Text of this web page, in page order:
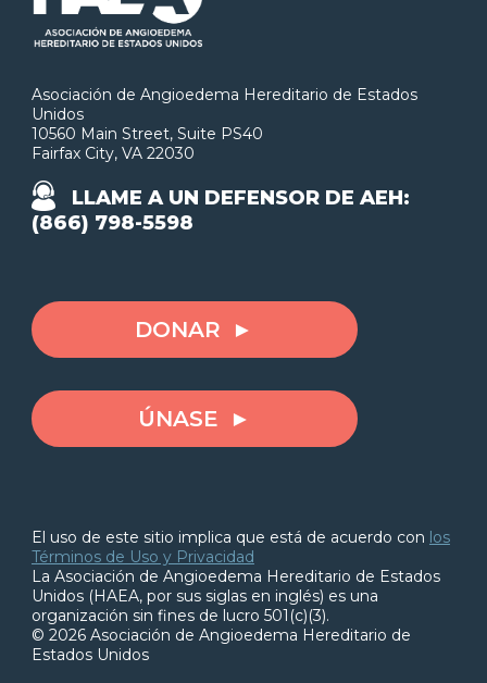
Asociación de Angioedema Hereditario de Estados
Unidos
10560 Main Street, Suite PS40
Fairfax City, VA 22030
LLAME A UN DEFENSOR DE AEH:
(866) 798-5598
DONAR
ÚNASE
El uso de este sitio implica que está de acuerdo con los
Términos de Uso y Privacidad
La Asociación de Angioedema Hereditario de Estados
Unidos (HAEA, por sus siglas en inglés) es una
organización sin fines de lucro 501(c)(3).
© 2026 Asociación de Angioedema Hereditario de
Estados Unidos